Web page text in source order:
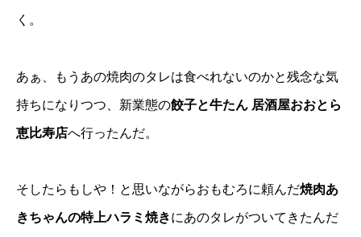
く。
あぁ、もうあの焼肉のタレは食べれないのかと残念な気
持ちになりつつ、新業態の餃子と牛たん 居酒屋おおとら
恵比寿店へ行ったんだ。
そしたらもしや！と思いながらおもむろに頼んだ焼肉あ
きちゃんの特上ハラミ焼きにあのタレがついてきたんだ